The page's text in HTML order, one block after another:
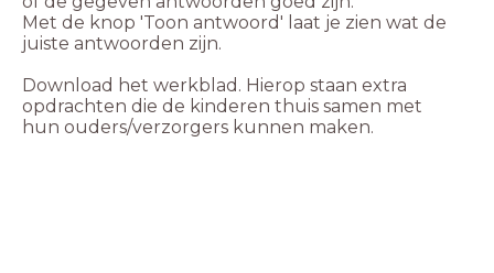
Met de knop 'Toon antwoord' laat je zien wat de
Download het werkblad. Hierop staan extra
opdrachten die de kinderen thuis samen met
hun ouders/verzorgers kunnen maken.